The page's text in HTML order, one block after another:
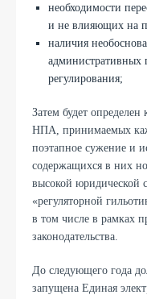
необходимости
и не влияющих на
наличия
административных
регулирования;
Затем будет
НПА, принимаемых
поэтапное сужение и
содержащихся в них
высокой юридической
«регуляторной
в том числе в рамках
законодательства.
До следующего года
запущена Единая